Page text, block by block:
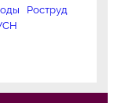
Роструд